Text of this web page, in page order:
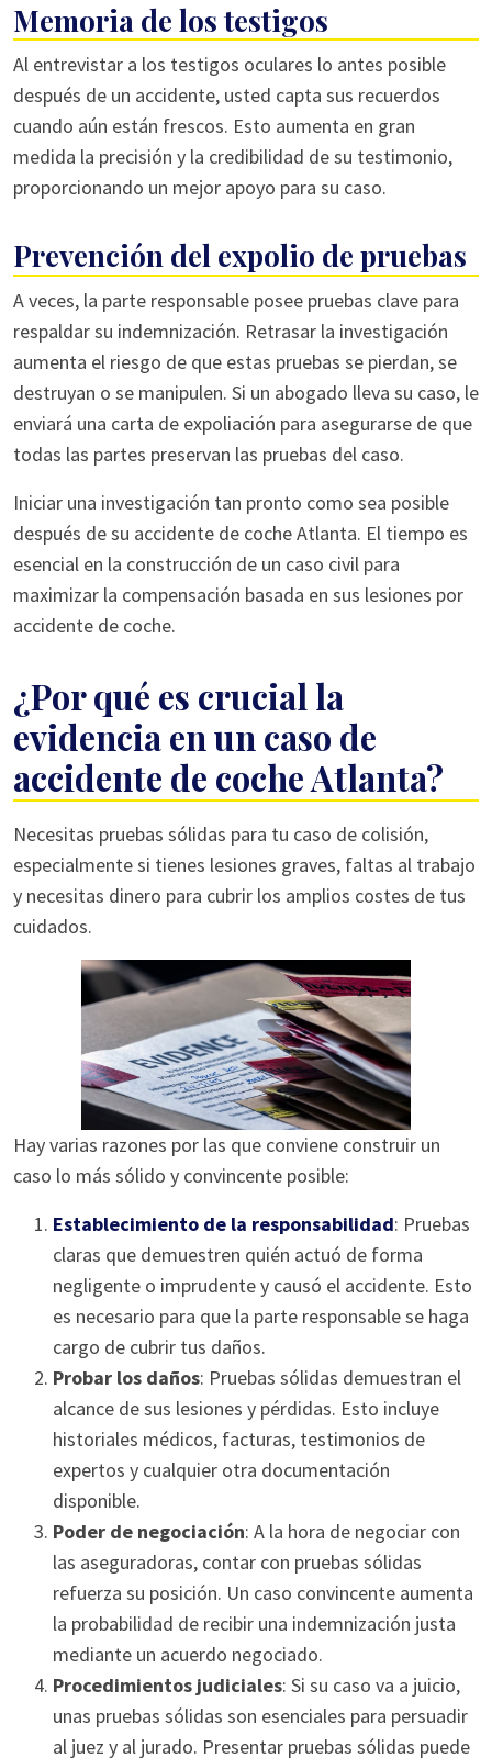
Memoria de los testigos
Al entrevistar a los testigos oculares lo antes posible
después de un accidente, usted capta sus recuerdos
cuando aún están frescos. Esto aumenta en gran
medida la precisión y la credibilidad de su testimonio,
proporcionando un mejor apoyo para su caso.
Prevención del expolio de pruebas
A veces, la parte responsable posee pruebas clave para
respaldar su indemnización. Retrasar la investigación
aumenta el riesgo de que estas pruebas se pierdan, se
destruyan o se manipulen. Si un abogado lleva su caso, le
enviará una carta de expoliación para asegurarse de que
todas las partes preservan las pruebas del caso.
Iniciar una investigación tan pronto como sea posible
después de su accidente de coche Atlanta. El tiempo es
esencial en la construcción de un caso civil para
maximizar la compensación basada en sus lesiones por
accidente de coche.
¿Por qué es crucial la
evidencia en un caso de
accidente de coche Atlanta?
Necesitas pruebas sólidas para tu caso de colisión,
especialmente si tienes lesiones graves, faltas al trabajo
y necesitas dinero para cubrir los amplios costes de tus
cuidados.
Hay varias razones por las que conviene construir un
caso lo más sólido y convincente posible:
Establecimiento de la responsabilidad: Pruebas
claras que demuestren quién actuó de forma
negligente o imprudente y causó el accidente. Esto
es necesario para que la parte responsable se haga
cargo de cubrir tus daños.
Probar los daños: Pruebas sólidas demuestran el
alcance de sus lesiones y pérdidas. Esto incluye
historiales médicos, facturas, testimonios de
expertos y cualquier otra documentación
disponible.
Poder de negociación: A la hora de negociar con
las aseguradoras, contar con pruebas sólidas
refuerza su posición. Un caso convincente aumenta
la probabilidad de recibir una indemnización justa
mediante un acuerdo negociado.
Procedimientos judiciales: Si su caso va a juicio,
unas pruebas sólidas son esenciales para persuadir
al juez y al jurado. Presentar pruebas sólidas puede